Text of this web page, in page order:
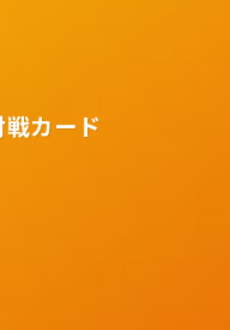
カード